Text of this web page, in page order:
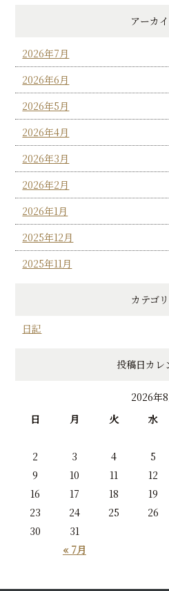
アーカ
2026年7月
2026年6月
2026年5月
2026年4月
2026年3月
2026年2月
2026年1月
2025年12月
2025年11月
カテゴ
日記
投稿日カレ
2026年
日
月 火 水
« 7月
2
3 4 5
9
10 11 12
16
17 18 19
23
24 25 26
30
31